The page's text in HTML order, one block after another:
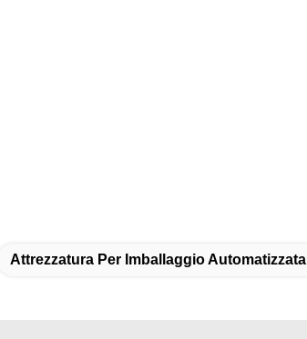
Attrezzatura Per Imballaggio Automatizzata